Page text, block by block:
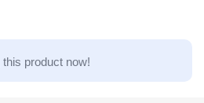
product now!